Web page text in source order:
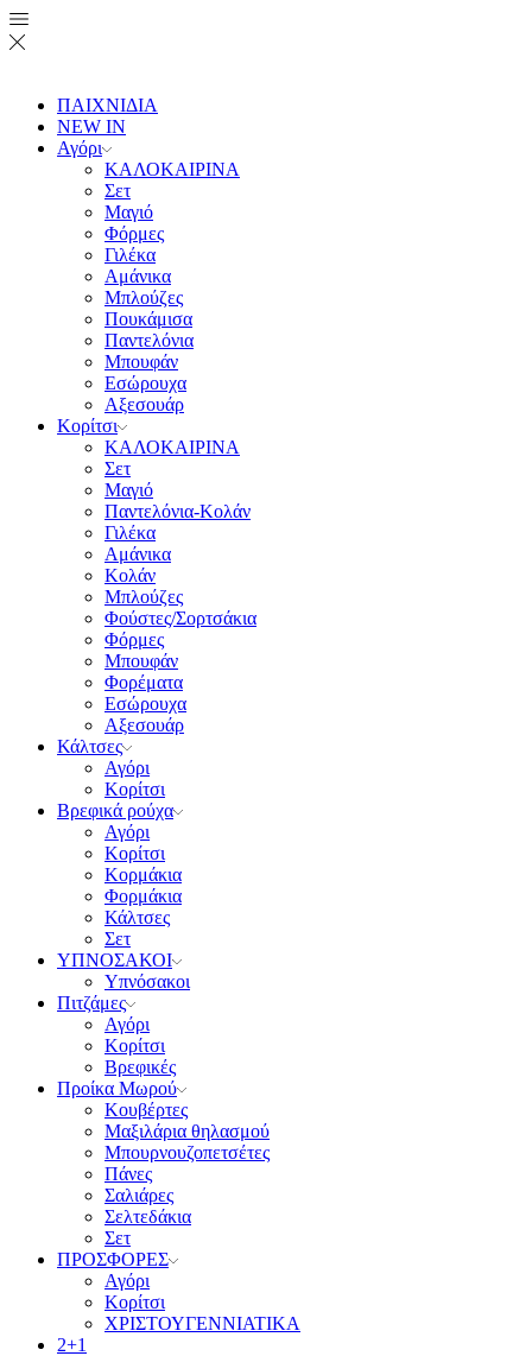
ΠΑΙΧΝΙΔΙΑ
NEW IN
Αγόρι
ΚΑΛΟΚΑΙΡΙΝΑ
Σετ
Μαγιό
Φόρμες
Γιλέκα
Αμάνικα
Μπλούζες
Πουκάμισα
Παντελόνια
Μπουφάν
Εσώρουχα
Αξεσουάρ
Κορίτσι
ΚΑΛΟΚΑΙΡΙΝΑ
Σετ
Μαγιό
Παντελόνια-Κολάν
Γιλέκα
Αμάνικα
Κολάν
Μπλούζες
Φούστες/Σορτσάκια
Φόρμες
Μπουφάν
Φορέματα
Εσώρουχα
Αξεσουάρ
Κάλτσες
Αγόρι
Κορίτσι
Βρεφικά ρούχα
Αγόρι
Κορίτσι
Κορμάκια
Φορμάκια
Κάλτσες
Σετ
ΥΠΝΟΣΑΚΟΙ
Υπνόσακοι
Πιτζάμες
Αγόρι
Κορίτσι
Βρεφικές
Προίκα Μωρού
Κουβέρτες
Μαξιλάρια θηλασμού
Μπουρνουζοπετσέτες
Πάνες
Σαλιάρες
Σελτεδάκια
Σετ
ΠΡΟΣΦΟΡΕΣ
Αγόρι
Κορίτσι
ΧΡΙΣΤΟΥΓΕΝΝΙΑΤΙΚΑ
2+1